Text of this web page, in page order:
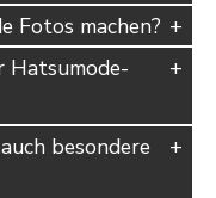
Fotos machen?
Hatsumode-
besondere